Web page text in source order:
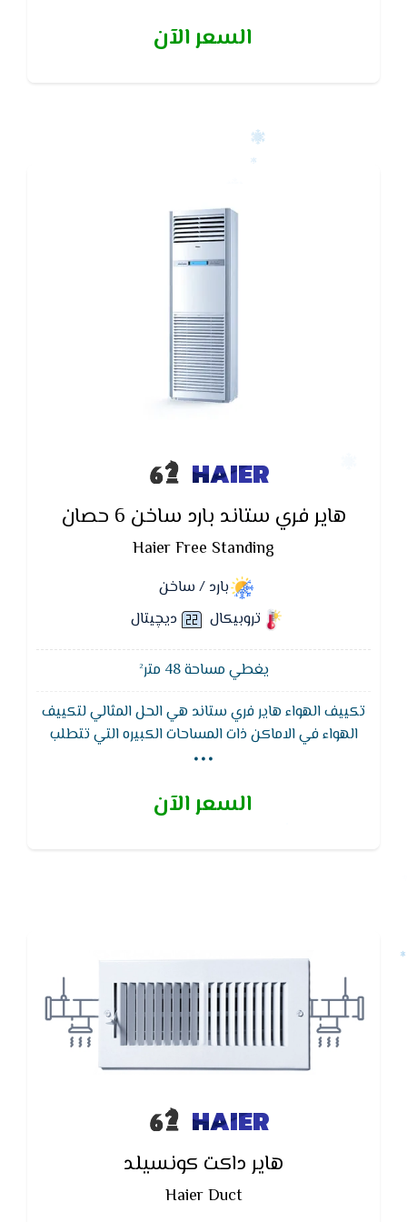
السعر الآن
HAIER
هاير فري ستاند بارد ساخن 6 حصان
Haier Free Standing
بارد / ساخن
تروبيكال
ديچيتال
يغطي مساحة 48 متر²
تكييف الهواء هاير فري ستاند هي الحل المثالي لتكييف
الهواء في الاماكن ذات المساحات الكبيره التي تتطلب
التركيب الارضي والشكل الجمالي بالاضافه الي افضل
...
السعر الآن
HAIER
هاير داكت كونسيلد
Haier Duct